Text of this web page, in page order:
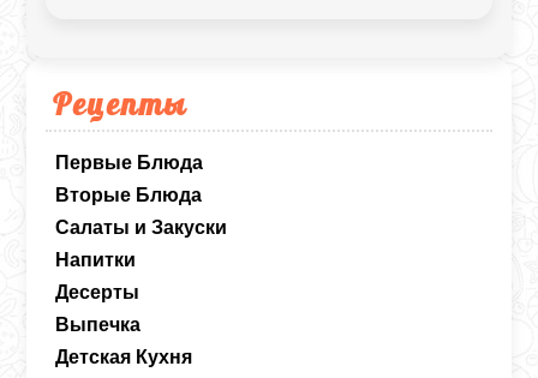
Рецепты
Первые Блюда
Вторые Блюда
Салаты и Закуски
Напитки
Десерты
Выпечка
Детская Кухня